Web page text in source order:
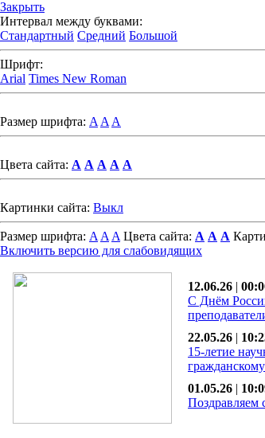
Закрыть
Интервал между буквами:
Стандартный Средний Большой
Шрифт:
Arial Times New Roman
Размер шрифта: A A A
Цвета сайта: A A A A A
Картинки сайта: Выкл
Размер шрифта: A A A Цвета сайта: A A A
Включить версию для слабовидящих
12.06.26 |
С Днём
22.05.26 |
15-летие
01.05.26 |
Поздравляем